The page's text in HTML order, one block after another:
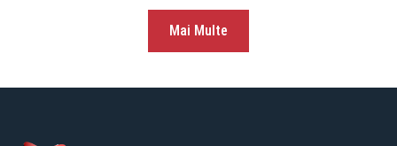
Mai Multe